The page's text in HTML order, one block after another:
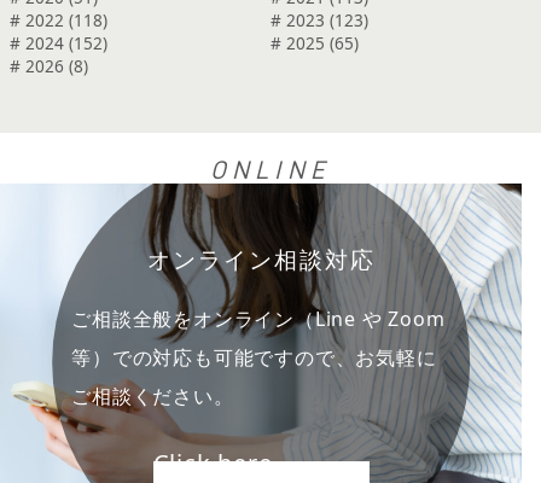
# 2022 (118)
# 2023 (123)
# 2024 (152)
# 2025 (65)
# 2026 (8)
ONLINE
オンライン相談対応
ご相談全般をオンライン（Line や Zoom
等）での対応も可能ですので、お気軽に
ご相談ください。
Click here